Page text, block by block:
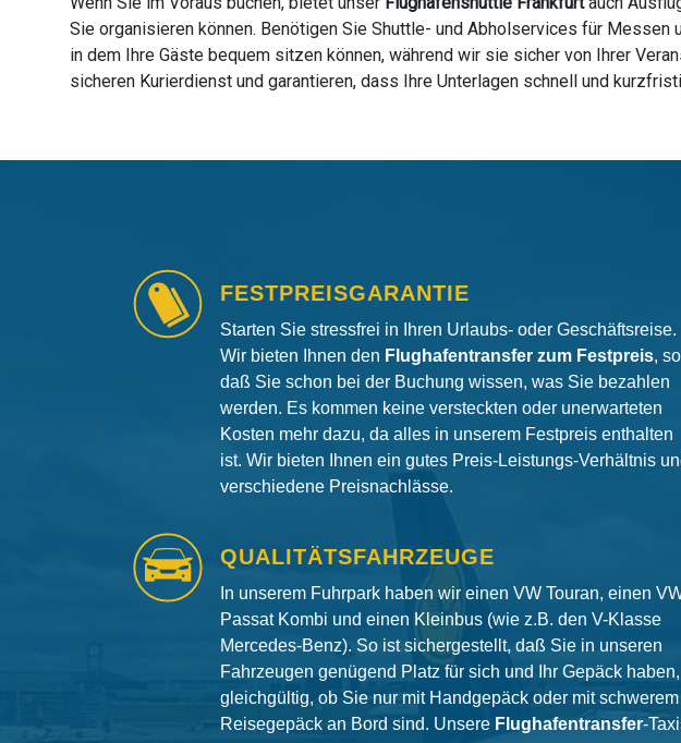
Sie organisieren können. Benötigen Sie Shuttle- und Abholservices für
in dem Ihre Gäste bequem sitzen können, während wir sie sicher von Ihrer
sicheren Kurierdienst und garantieren, dass Ihre Unterlagen schnell und
FESTPREISGARANTIE
Starten Sie stressfrei in Ihren Urlaubs- oder Geschäftsreise.
Wir bieten Ihnen den Flughafentransfer zum Festpreis, so
daß Sie schon bei der Buchung wissen, was Sie bezahlen
werden. Es kommen keine versteckten oder unerwarteten
Kosten mehr dazu, da alles in unserem Festpreis enthalten
ist. Wir bieten Ihnen ein gutes Preis-Leistungs-Verhältnis
verschiedene Preisnachlässe.
QUALITÄTSFAHRZEUGE
In unserem Fuhrpark haben wir einen VW Touran, einen
Passat Kombi und einen Kleinbus (wie z.B. den V-Klasse
Mercedes-Benz). So ist sichergestellt, daß Sie in unseren
Fahrzeugen genügend Platz für sich und Ihr Gepäck haben,
gleichgültig, ob Sie nur mit Handgepäck oder mit schwerem
Reisegepäck an Bord sind. Unsere Flughafentransfer-